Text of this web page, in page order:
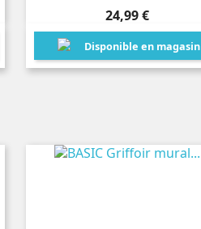
Prix
24,99 €
Disponible en magasin